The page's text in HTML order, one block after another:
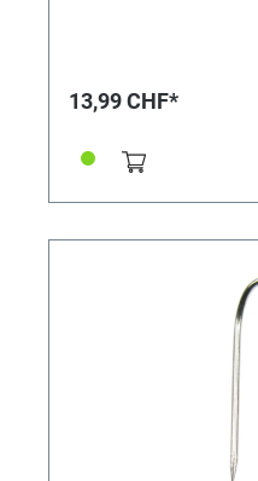
13,99 CHF*